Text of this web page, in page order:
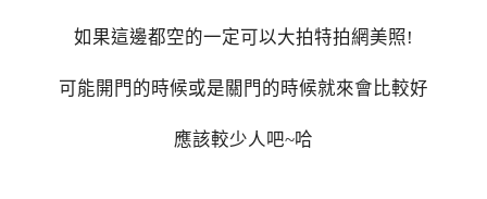
如果這邊都空的一定可以大拍特拍網美照!
可能開門的時候或是關門的時候就來會比較好
應該較少人吧~哈